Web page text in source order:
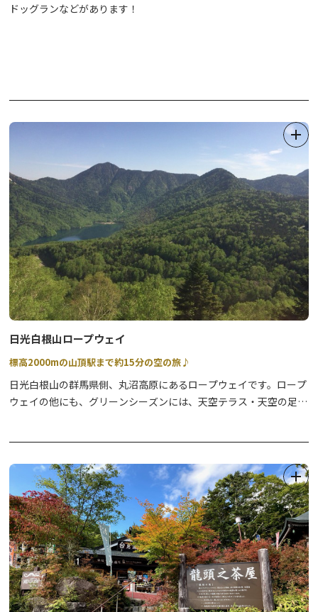
ドッグランなどがあります！
日光白根山ロープウェイ
標高2000mの山頂駅まで約15分の空の旅♪
日光白根山の群馬県側、丸沼高原にあるロープウェイです。ロープ
ウェイの他にも、グリーンシーズンには、天空テラス・天空の足